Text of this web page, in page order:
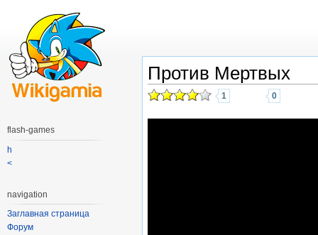
Против Мертвых
1 0
flash-games
h
<
navigation
Заглавная страница
Форум